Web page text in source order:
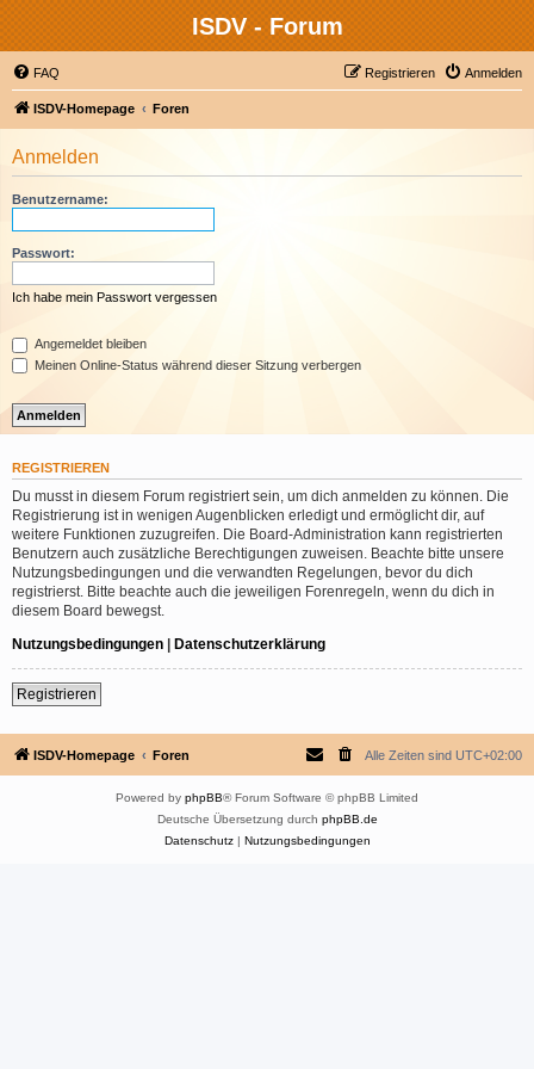
ISDV - Forum
FAQ Anmelden
Registrieren
ISDV-Homepage Foren
Anmelden
Benutzername:
Passwort:
Ich habe mein Passwort vergessen
Angemeldet bleiben
Meinen Online-Status während dieser Sitzung verbergen
REGISTRIEREN
Du musst in diesem Forum registriert sein, um dich anmelden zu können. Die
Registrierung ist in wenigen Augenblicken erledigt und ermöglicht dir, auf
weitere Funktionen zuzugreifen. Die Board-Administration kann registrierten
Benutzern auch zusätzliche Berechtigungen zuweisen. Beachte bitte unsere
Nutzungsbedingungen und die verwandten Regelungen, bevor du dich
registrierst. Bitte beachte auch die jeweiligen Forenregeln, wenn du dich in
diesem Board bewegst.
Nutzungsbedingungen | Datenschutzerklärung
Registrieren
ISDV-Homepage Foren Alle Zeiten sind UTC+02:00
Powered by phpBB® Forum Software © phpBB Limited
Deutsche Übersetzung durch phpBB.de
Datenschutz| Nutzungsbedingungen